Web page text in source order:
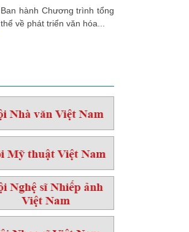
Ban hành Chương trình tổng
thể về phát triển văn hóa...